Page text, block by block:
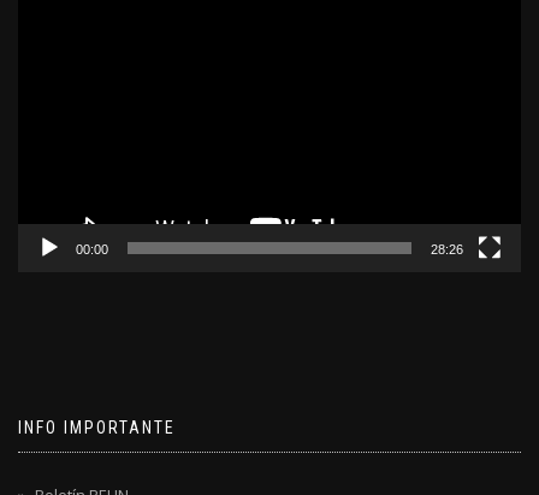
00:00 28:26
INFO IMPORTANTE